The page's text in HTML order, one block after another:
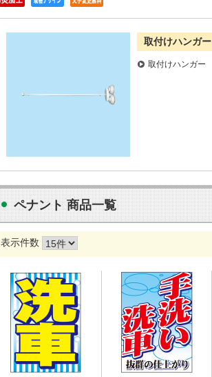
取付けハンガー
取付けハンガー
ペナント 商品一覧
表示件数